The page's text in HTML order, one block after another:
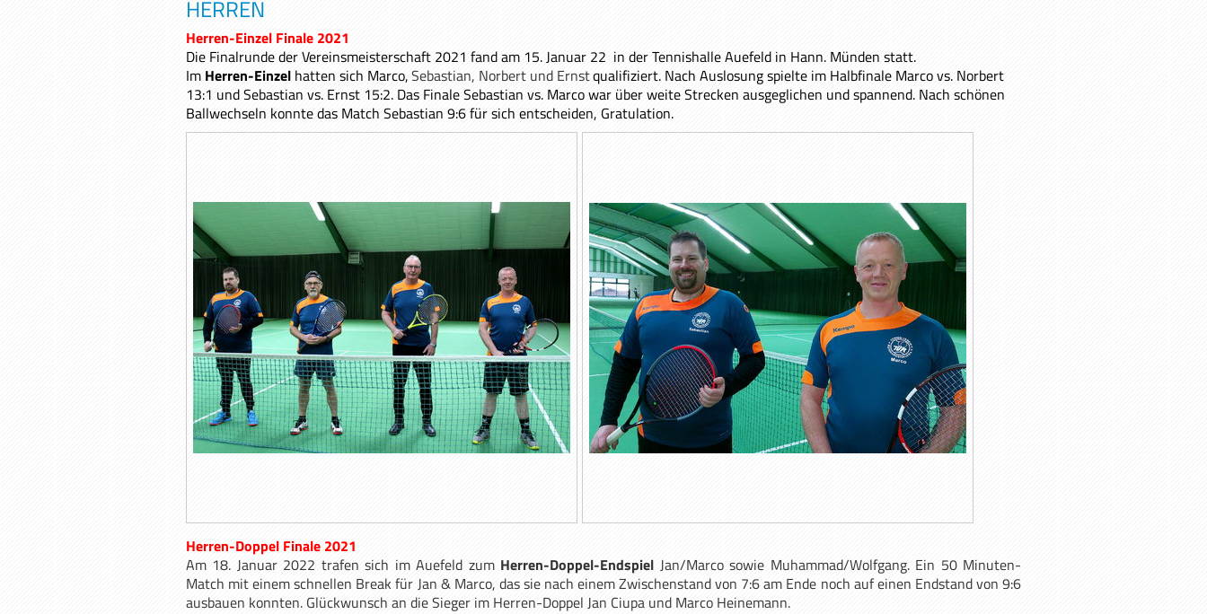
HERREN
Herren-Einzel Finale 2021
Die Finalrunde der Vereinsmeisterschaft 2021 fand am 15. Januar 22 in der Tennishalle Auefeld in Hann. Münden statt.
Im Herren-Einzel hatten sich Marco,Sebastian, Norbert und Ernstqualifiziert. Nach Auslosung spielte im Halbfinale Marco vs. Norbert
13:1 und Sebastian vs. Ernst 15:2. Das Finale Sebastian vs. Marco war über weite Strecken ausgeglichen und spannend. Nach schönen
Ballwechseln konnte das Match Sebastian 9:6 für sich entscheiden, Gratulation.
Herren-Doppel Finale 2021
Am 18. Januar 2022 trafen sich im Auefeld zum Herren-Doppel-Endspiel Jan/Marco sowie Muhammad/Wolfgang. Ein 50 Minuten-
Match mit einem schnellen Break für Jan & Marco, das sie nach einem Zwischenstand von 7:6 am Ende noch auf einen Endstand von 9:6
ausbauen konnten. Glückwunsch an die Sieger im Herren-Doppel Jan Ciupa und Marco Heinemann.